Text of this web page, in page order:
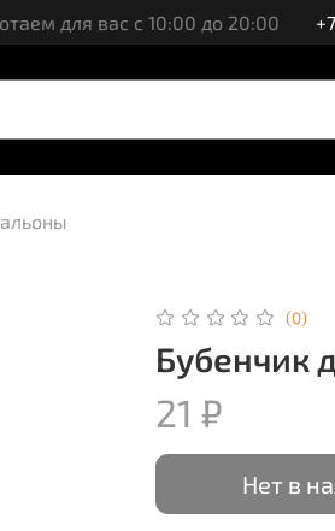
для вас с 10:00 до 20:00
(0)
Бубенчик
21 ₽
Нет в